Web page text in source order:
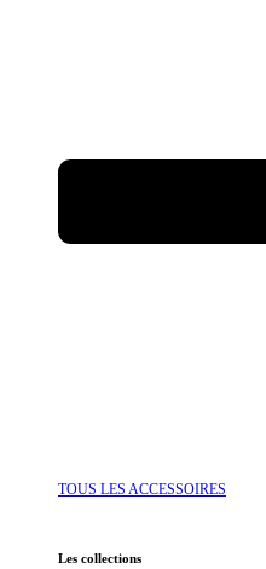
TOUS LES ACCESSOIRES
Les collections